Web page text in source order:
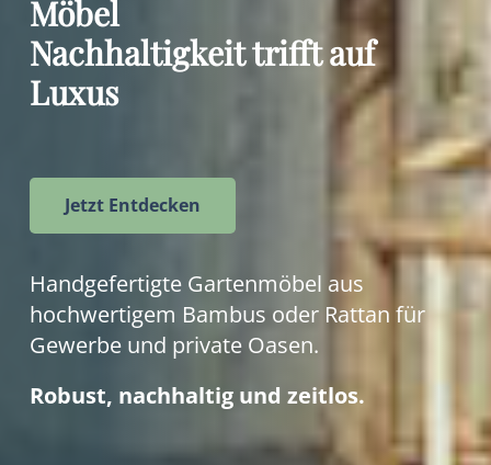
Möbel
Nachhaltigkeit trifft auf
Luxus
Jetzt Entdecken
Handgefertigte Gartenmöbel aus
hochwertigem Bambus oder Rattan für
Gewerbe und private Oasen.
Robust, nachhaltig und zeitlos.